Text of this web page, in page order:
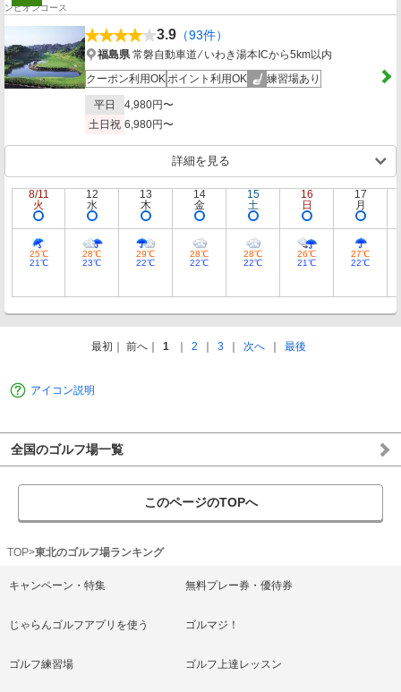
ンピオンコース
3.9 （93件）
福島県常磐自動車道 ⁄ いわき湯本ICから5km以内
クーポン利用OKポイント利用OK 練習場あり
平日
4,980円〜
土日祝 6,980円〜
詳細を見る
8/11
火
25℃
21℃
12
水
28℃
23℃
13
木
29℃
22℃
14
金
28℃
22℃
15
土
28℃
22℃
16
日
26℃
21℃
17
月
27℃
22℃
最初 前へ 1 2 3 次へ 最後
アイコン説明
全国のゴルフ場一覧
このページのTOPへ
TOP 東北のゴルフ場ランキング
キャンペーン・特集 無料プレー券・優待券
じゃらんゴルフアプリを使う ゴルマジ！
ゴルフ練習場 ゴルフ上達レッスン